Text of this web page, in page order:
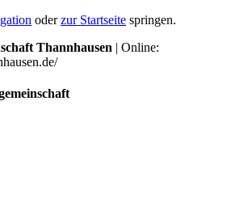
oderzur Startseite springen.
Thannhausen | Online: